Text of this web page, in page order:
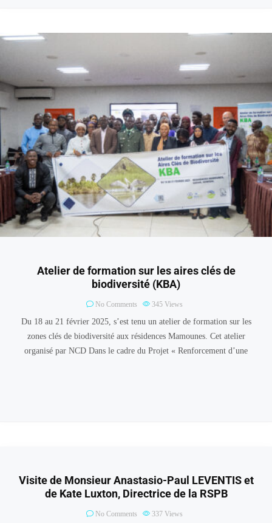
Atelier de formation sur les aires clés de
biodiversité (KBA)
No Comments 345 Views
Du 18 au 21 février 2025, s’est tenu un atelier de formation sur les
zones clés de biodiversité aux résidences Mamounes. Cet atelier
organisé par NCD Dans le cadre du Projet « Renforcement d’une
Visite de Monsieur Anastasio-Paul LEVENTIS et
de Kate Luxton, Directrice de la RSPB
No Comments 337 Views